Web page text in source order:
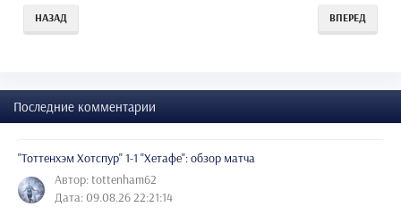
НАЗАД ВПЕРЕД
Последние комментарии
"Тоттенхэм Хотспур" 1-1 "Хетафе": обзор матча
Автор: tottenham62
Дата: 09.08.26 22:21:14